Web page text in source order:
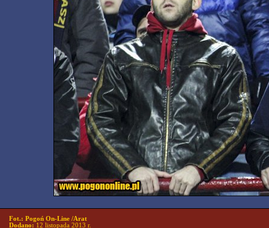
Fot.: Pogoń On-Line /Arat
Dodano: 12 listopada 2013 r.